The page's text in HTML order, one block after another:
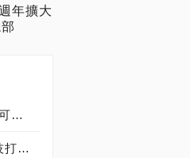
年擴大
《七大罪：Origin》迎來首位可遊玩十誡角色「德里艾利」
聚焦耐用與穩定運行 研揚科技打造新一代 COM Express Type 6 模組